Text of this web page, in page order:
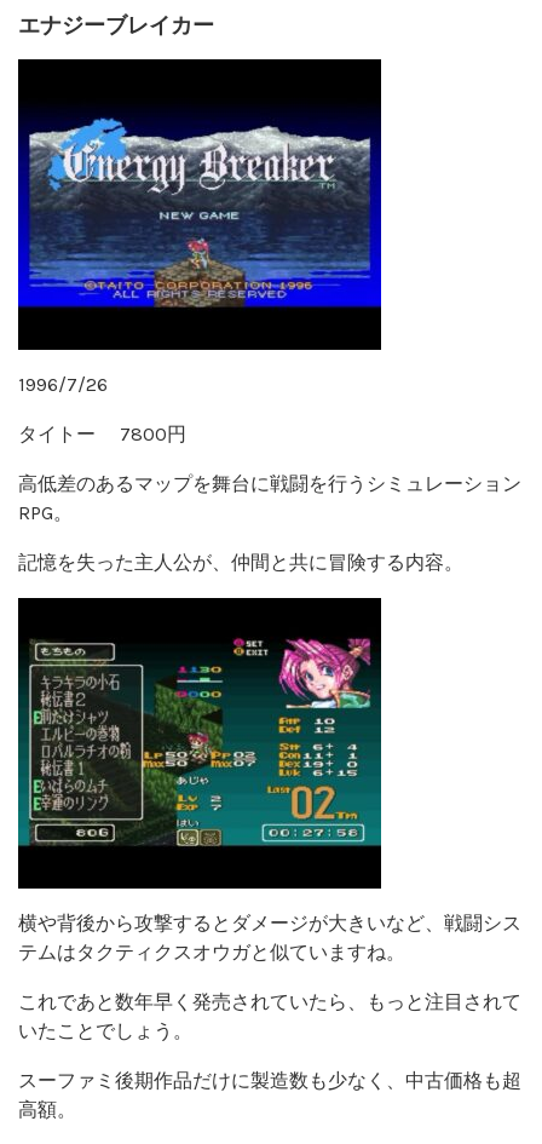
エナジーブレイカー
1996/7/26
タイトー 7800円
高低差のあるマップを舞台に戦闘を行うシミュレーション
RPG。
記憶を失った主人公が、仲間と共に冒険する内容。
横や背後から攻撃するとダメージが大きいなど、戦闘シス
テムはタクティクスオウガと似ていますね。
これであと数年早く発売されていたら、もっと注目されて
いたことでしょう。
スーファミ後期作品だけに製造数も少なく、中古価格も超
高額。